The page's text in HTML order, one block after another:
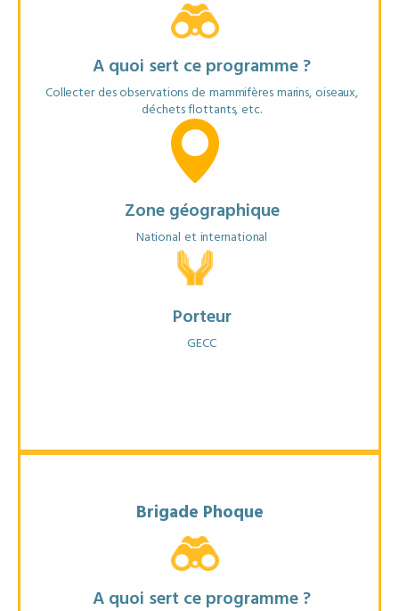
A quoi sert ce programme ?
Collecter des observations de mammifères marins, oiseaux,
déchets flottants, etc.
Zone géographique
National et international
Porteur
GECC
Matériel recommandé
* Jumelles
EN SAVOIR PLUS
FICHE ANNUAIRE
Brigade Phoque
A quoi sert ce programme ?
Objectifs
* Observer les phoques sans les déranger